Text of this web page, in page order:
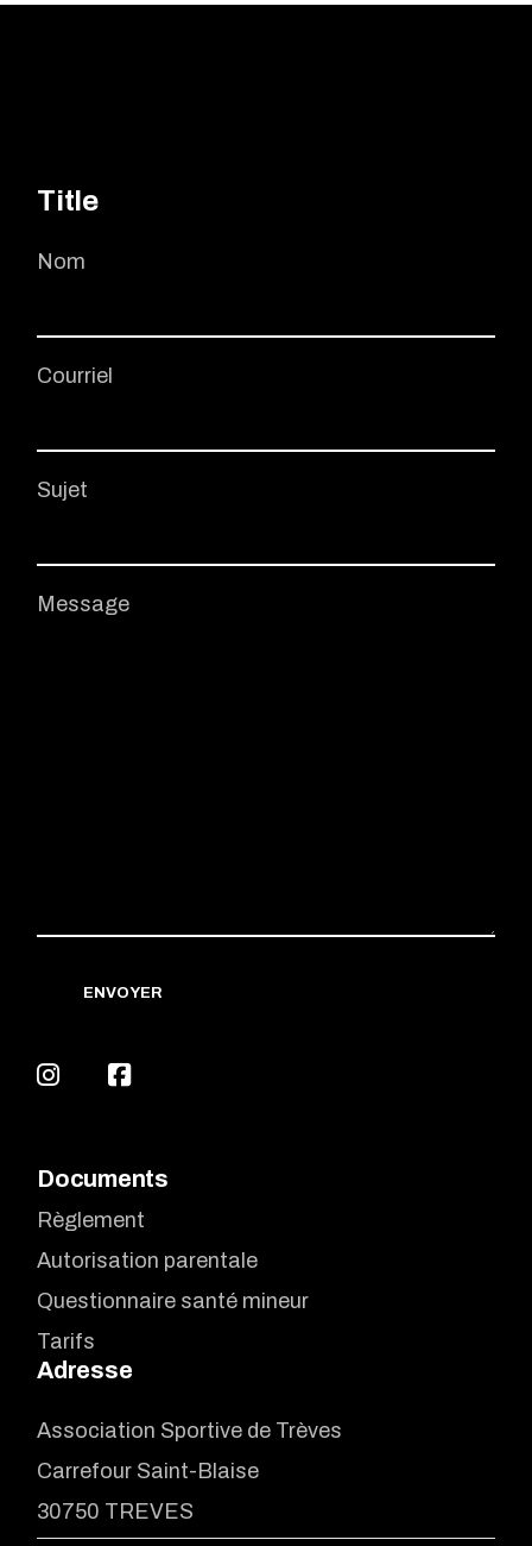
Title
Nom
Courriel
Sujet
Message
ENVOYER
Documents
Règlement
Autorisation parentale
Questionnaire santé mineur
Tarifs
Adresse
Association Sportive de Trèves
Carrefour Saint-Blaise
30750 TREVES